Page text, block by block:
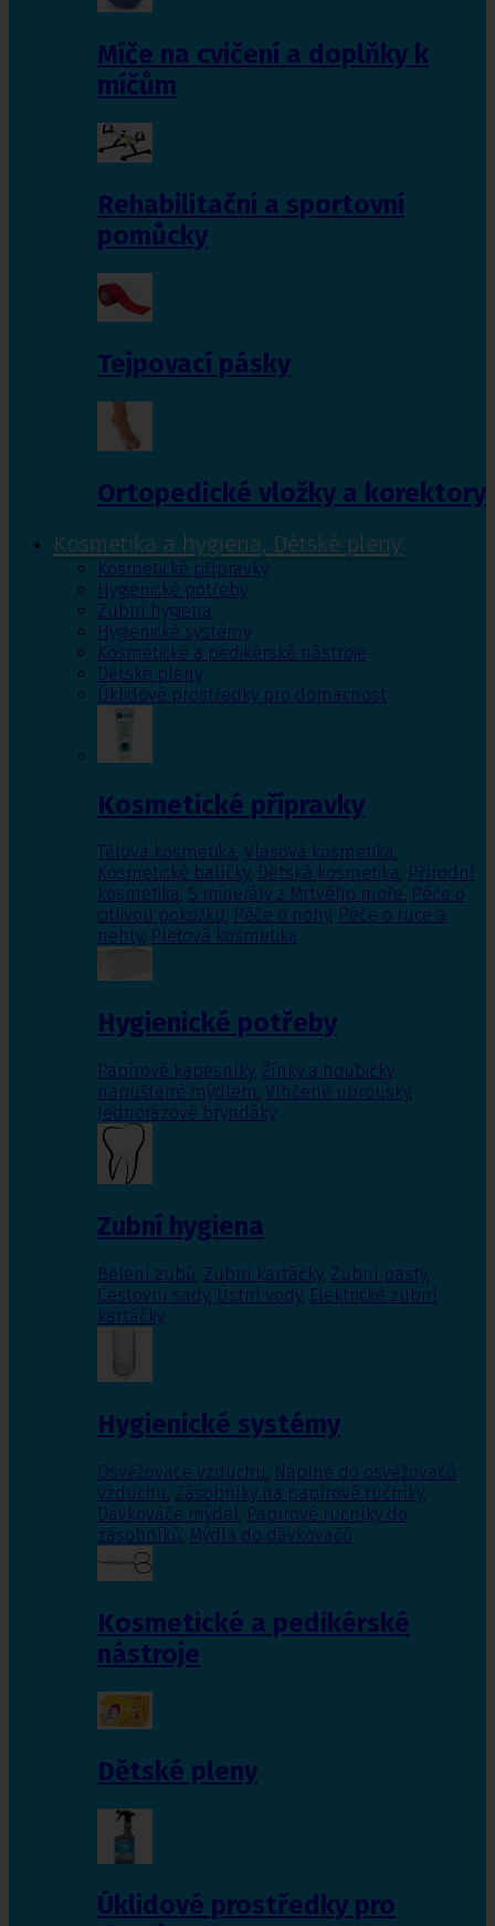
Míče na cvičení a doplňky k
míčům
Rehabilitační a sportovní
pomůcky
Tejpovací pásky
Ortopedické vložky a korektory
Kosmetika a hygiena, Dětské pleny
Kosmetické přípravky
Hygienické potřeby
Zubní hygiena
Hygienické systémy
Kosmetické a pedikérské nástroje
Dětské pleny
Úklidové prostředky pro domácnost
Kosmetické přípravky
Tělová kosmetika, Vlasová kosmetika,
Kosmetické balíčky, Dětská kosmetika, Přírodní
kosmetika, S minerály z Mrtvého moře, Péče o
citlivou pokožku, Péče o nohy, Péče o ruce a
nehty, Pleťová kosmetika
Hygienické potřeby
Papírové kapesníky, Žínky a houbičky
napuštěné mýdlem, Vlhčené ubrousky,
Jednorázové bryndáky
Zubní hygiena
Bělení zubů, Zubní kartáčky, Zubní pasty,
Cestovní sady, Ústní vody, Elektrické zubní
kartáčky
Hygienické systémy
Osvěžovače vzduchu, Náplně do osvěžovačů
vzduchu, Zásobníky na papírové ručníky,
Dávkováče mýdel, Papírové ručníky do
zásobníků, Mýdla do dávkovačů
Kosmetické a pedikérské
nástroje
Dětské pleny
Úklidové prostředky pro